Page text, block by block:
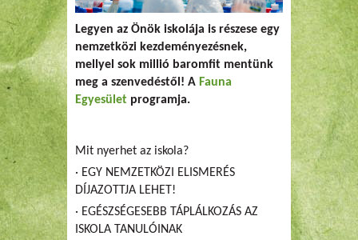
Legyen az Önök iskolája is részese egy
nemzetközi kezdeményezésnek,
mellyel sok millió baromfit mentünk
meg a szenvedéstől! A Fauna
Egyesület programja.
Mit nyerhet az iskola?
· EGY NEMZETKÖZI ELISMERÉS
DÍJAZOTTJA LEHET!
· EGÉSZSÉGESEBB TÁPLÁLKOZÁS AZ
ISKOLA TANULÓINAK